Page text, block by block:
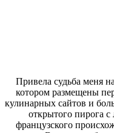
Привела судьба меня
котором размещены
кулинарных сайтов и
открытого пирога
французского